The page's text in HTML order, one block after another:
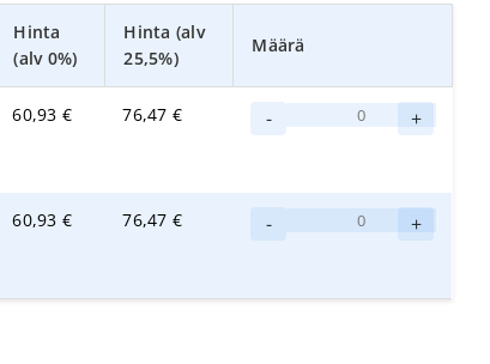
Hinta
(alv 0%)
Hinta (alv
25,5%)
Määrä
60,93 € 76,47 € - +
60,93 € 76,47 € -
pyyhkeille/liinoille
+